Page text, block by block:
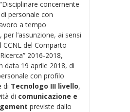
concernente
personale con
a tempo
l’assunzione, ai sensi
CCNL del Comparto
2016-2018,
data 19 aprile 2018, di
con profilo
di Tecnologo III livello,
di comunicazione e
previste dallo